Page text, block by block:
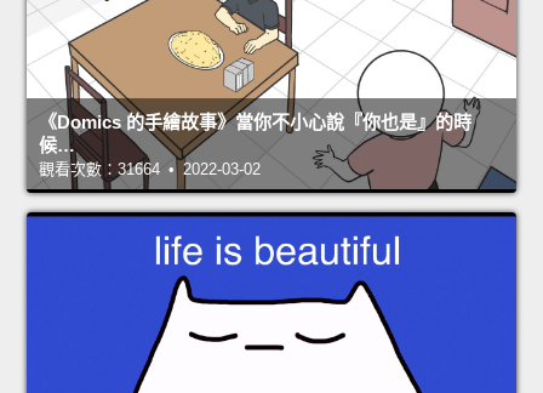
《Domics 的手繪故事》當你不小心說『你也是』的時
候…
觀看次數：31664 • 2022-03-02